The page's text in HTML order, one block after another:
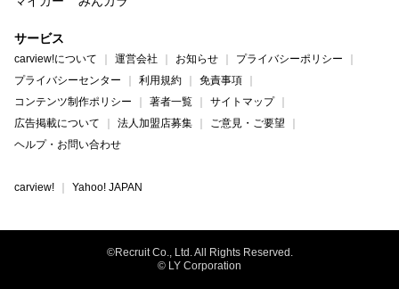
サービス
carview!について 運営会社 お知らせ
プライバシーポリシー
プライバシーセンター
利用規約
免責事項
コンテンツ制作ポリシー
著者一覧
サイトマップ
広告掲載について
法人加盟店募集
ご意見・ご要望
ヘルプ・お問い合わせ
carview! Yahoo! JAPAN
©Recruit Co., Ltd. All Rights Reserved.
© LY Corporation